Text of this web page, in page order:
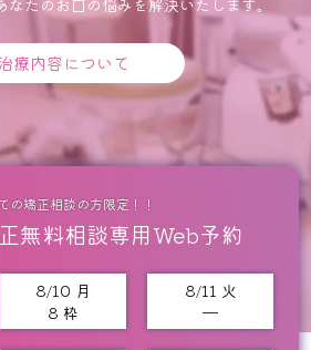
療内容について
の矯正相談の方限定！！
無料相談専用Web予約
8/10 月
8 枠
8/11 火
━